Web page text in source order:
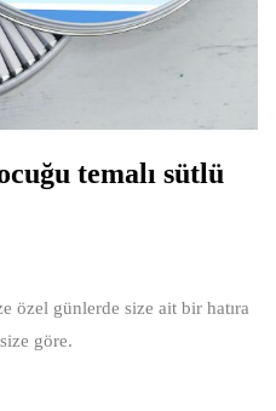
temalı sütlü
özel günlerde size ait bir hatıra
göre.